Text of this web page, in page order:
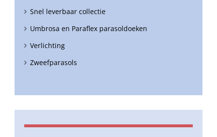
Snel leverbaar collectie
Umbrosa en Paraflex parasoldoeken
Verlichting
Zweefparasols